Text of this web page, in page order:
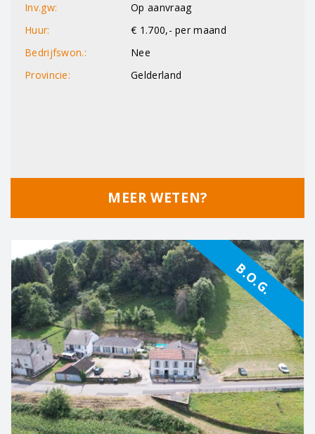
Inv.gw:
Op aanvraag
Huur:
€ 1.700,- per maand
Bedrijfswon.:
Nee
Provincie:
Gelderland
MEER WETEN?
B.O.G.